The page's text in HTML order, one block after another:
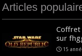
Articles
Coffret
sur
15